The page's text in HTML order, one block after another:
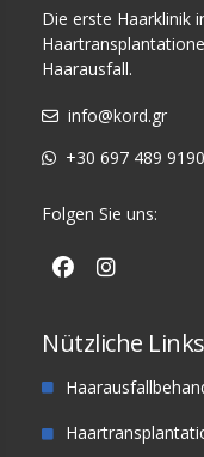
Die erste Haarklinik
Haarausfall.
info@kord.gr
+30 697 489 9190
Folgen Sie uns:
Nützliche Links